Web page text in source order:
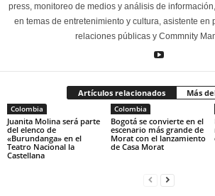
press, monitoreo de medios y análisis de
en temas de entretenimiento y cultura, asistente en
relaciones públicas y Commnity
Artículos relacionados Más
Colombia
Juanita Molina será parte
del elenco de
«Burundanga» en el
Teatro Nacional la
Castellana
Colombia
Bogotá se convierte en el
escenario más grande de
Morat con el lanzamiento
de Casa Morat